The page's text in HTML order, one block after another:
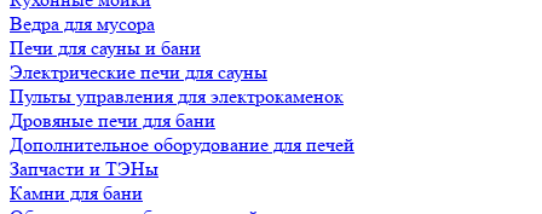
Ведра для мусора
Печи для сауны и бани
Электрические печи для сауны
Пульты управления для электрокаменок
Дровяные печи для бани
Дополнительное оборудование для печей
Запчасти и ТЭНы
Камни для бани